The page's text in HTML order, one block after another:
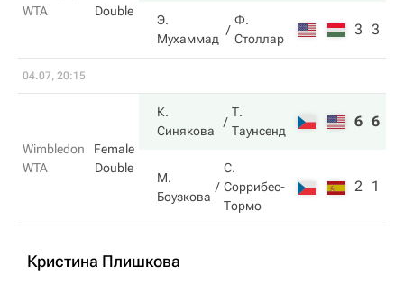
WTA
Double
Э.
Мухаммад
Ф.
Столлар
3 3
04.07, 20:15
Wimbledon
WTA
Female
Double
К.
Синякова
Т.
Таунсенд
6 6
М.
Боузкова
С.
Соррибес-
Тормо
2 1
Кристина Плишкова